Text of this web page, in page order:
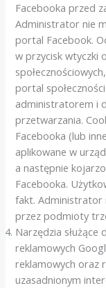
Facebooka przed
Administrator nie
portal Facebook.
w przycisk wtyczki
portal
administratorem i
przetwarzania.
Facebooka (lub
aplikowane w
a następnie
Facebooka.
fakt. Administrator
przez podmioty
Narzędzia służące
reklamowych
reklamowych oraz
uzasadnionym